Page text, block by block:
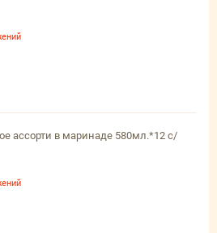
ассорти в маринаде 580мл.*12 с/